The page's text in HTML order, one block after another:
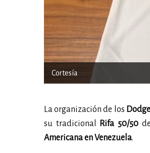
Cortesía
La organización de los
su tradicional
Rifa 50/50
Americana en Venezuela.